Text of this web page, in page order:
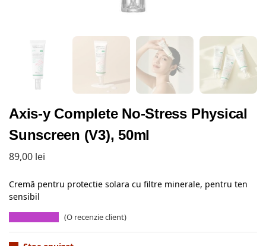
Axis-y Complete No-Stress Physical
Sunscreen (V3), 50ml
89,00 lei
Cremă pentru protectie solara cu filtre minerale, pentru ten
sensibil
(O recenzie client)